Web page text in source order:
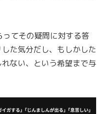
てその疑問に対する答
た気分だし、もしかした
ない、という希望まで与